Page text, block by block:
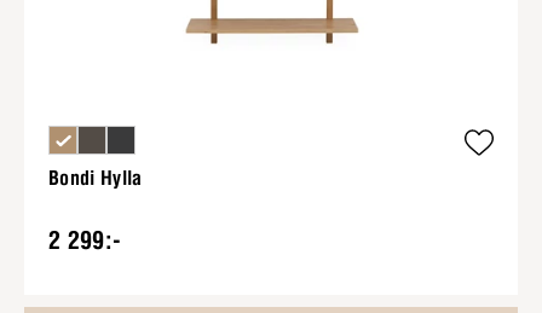
Bondi Hylla
2 299:-